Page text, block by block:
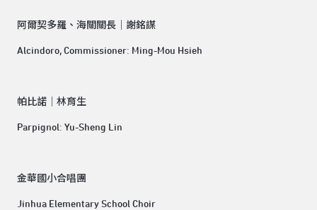
阿爾契多羅、海關關長│謝銘謀
Alcindoro, Commissioner: Ming-Mou Hsieh
帕比諾│林育生
Parpignol: Yu-Sheng Lin
金華國小合唱團
Jinhua Elementary School Choir